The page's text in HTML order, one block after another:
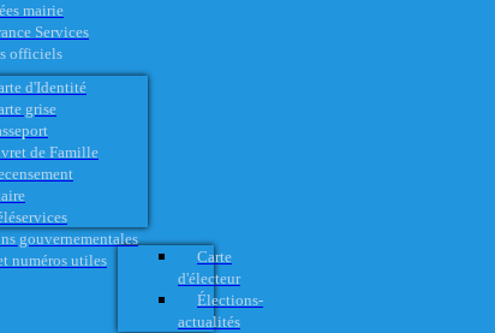
mairie
Services
officiels
d'Identité
grise
de Famille
gouvernementales
numéros utiles
Carte
d'électeur
Élections-
actualités